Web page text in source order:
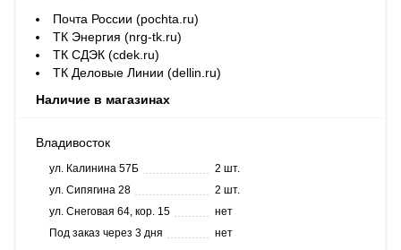
Почта России (pochta.ru)
ТК Энергия (nrg-tk.ru)
ТК СДЭК (cdek.ru)
ТК Деловые Линии (dellin.ru)
Наличие в магазинах
Владивосток
ул. Калинина 57Б
2 шт.
ул. Сипягина 28
2 шт.
ул. Снеговая 64, кор. 15
нет
Под заказ через 3 дня
нет